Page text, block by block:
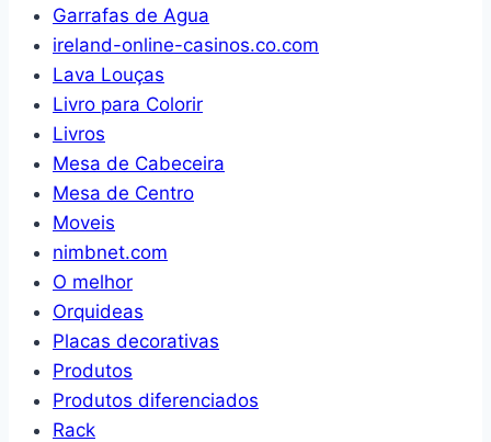
Garrafas de Agua
ireland-online-casinos.co.com
Lava Louças
Livro para Colorir
Livros
Mesa de Cabeceira
Mesa de Centro
Moveis
nimbnet.com
O melhor
Orquideas
Placas decorativas
Produtos
Produtos diferenciados
Rack